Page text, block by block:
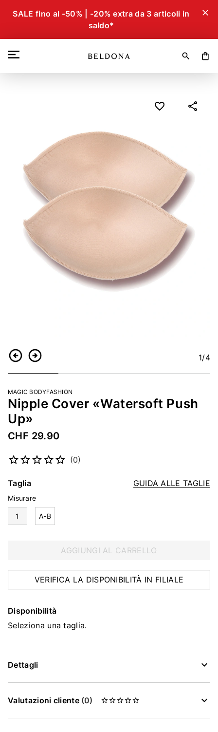
SALE fino al -50% | -20% extra da 3 articoli in
saldo*
close
search shopping_bag
IndietroContinua 1/4
MAGIC BODYFASHION
Nipple Cover «Watersoft Push
Up»
CHF 29.90
(0)
GUIDA ALLE TAGLIE
Taglia
Misurare
1 A-B
AGGIUNGI AL CARRELLO
VERIFICA LA DISPONIBILITÀ IN FILIALE
Disponibilità
Seleziona una taglia.
Dettagli
Valutazioni cliente (0)